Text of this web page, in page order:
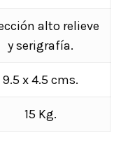
alto relieve
y serigrafía.
9.5 x 4.5 cms.
15 Kg.